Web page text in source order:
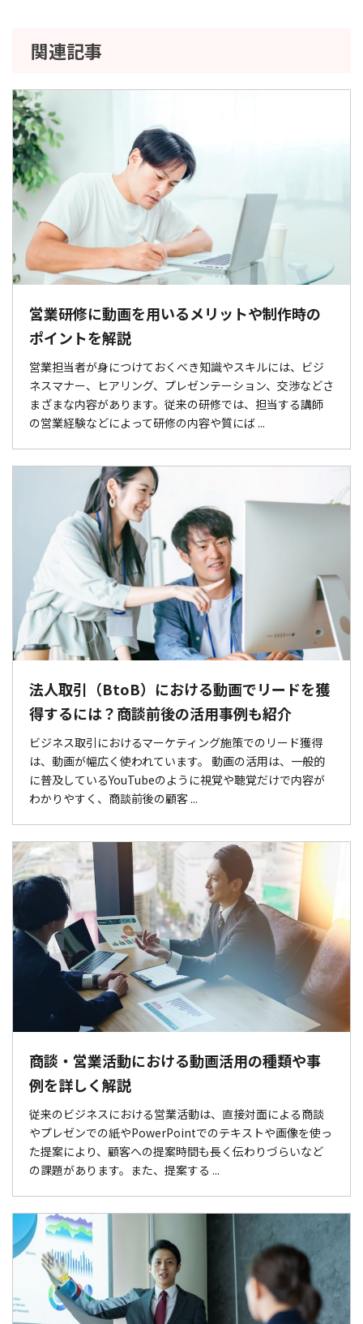
関連記事
営業研修に動画を用いるメリットや制作時の
ポイントを解説
営業担当者が身につけておくべき知識やスキルには、ビジ
ネスマナー、ヒアリング、プレゼンテーション、交渉などさ
まざまな内容があります。従来の研修では、担当する講師
の営業経験などによって研修の内容や質にば ...
法人取引（BtoB）における動画でリードを獲
得するには？商談前後の活用事例も紹介
ビジネス取引におけるマーケティング施策でのリード獲得
は、動画が幅広く使われています。 動画の活用は、一般的
に普及しているYouTubeのように視覚や聴覚だけで内容が
わかりやすく、商談前後の顧客 ...
商談・営業活動における動画活用の種類や事
例を詳しく解説
従来のビジネスにおける営業活動は、直接対面による商談
やプレゼンでの紙やPowerPointでのテキストや画像を使っ
た提案により、顧客への提案時間も長く伝わりづらいなど
の課題があります。また、提案する ...